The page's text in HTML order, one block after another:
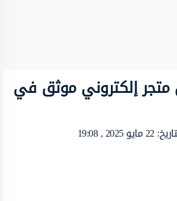
متجر إلكتروني موثق في
22 مايو 2025 , 19:08